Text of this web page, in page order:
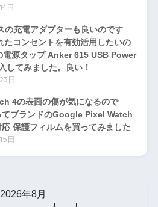
日
の充電アダプターも良いのです
たコンセントを有効活用したいの
電源タップ Anker 615 USB Power
してみました。良い！
日
4の表面の傷が気になるので
ブランドのGoogle Pixel Watch
保護フィルムを買ってみました
日
2026年8月